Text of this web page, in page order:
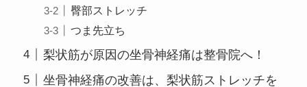
臀部ストレッチ
つま先立ち
梨状筋が原因の坐骨神経痛は整骨院へ！
坐骨神経痛の改善は、梨状筋ストレッチを